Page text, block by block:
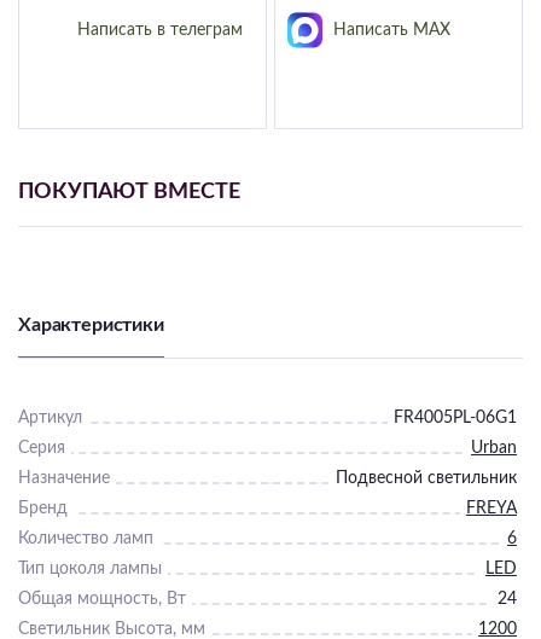
Написать в телеграм Написать MAX
ПОКУПАЮТ ВМЕСТЕ
Характеристики
Артикул
FR4005PL-06G1
Серия
Urban
Назначение
Подвесной светильник
Бренд
FREYA
Количество ламп
6
Тип цоколя лампы
LED
Общая мощность, Вт
24
Светильник Высота, мм
1200
Подвесные
Люстры-вентиляторы
Комплектующие